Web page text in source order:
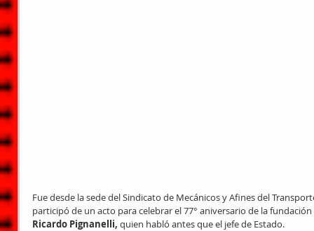
Fue desde la sede del Sindicato de Mecánicos y Afines del
participó de un acto para celebrar el 77° aniversario de la
Ricardo Pignanelli, quien habló antes que el jefe de Estado.